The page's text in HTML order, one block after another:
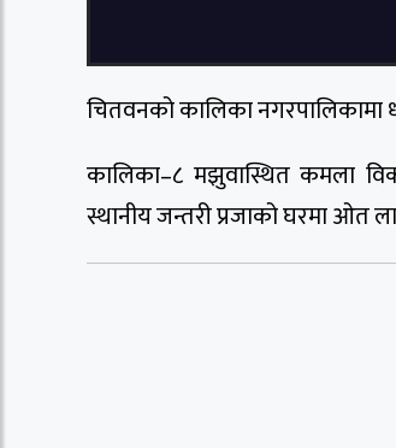
चितवनको कालिका नगरपालिकामा
कालिका–८ मझुवास्थित कमला
स्थानीय जन्तरी प्रजाको घरमा ओत